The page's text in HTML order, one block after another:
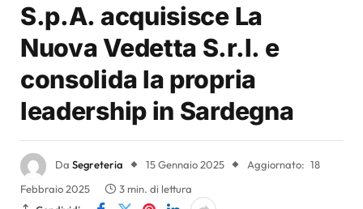
S.p.A. acquisisce La
Nuova Vedetta S.r.l. e
consolida la propria
leadership in Sardegna
Da Segreteria 15 Gennaio 2025 Aggiornato: 18
Febbraio 2025
3 min. di lettura